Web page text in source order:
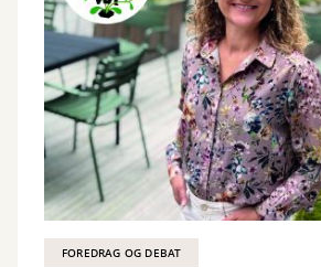
FOREDRAG OG DEBAT